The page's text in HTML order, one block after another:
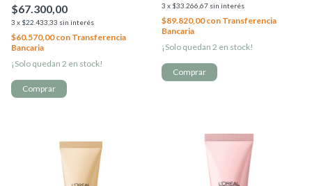
$67.300,00
3 x $22.433,33 sin interés
$60.570,00con Transferencia
Bancaria
¡Solo quedan 2 en stock!
3 x $33.266,67 sin interés
$89.820,00con Transferencia
Bancaria
¡Solo quedan 2 en stock!